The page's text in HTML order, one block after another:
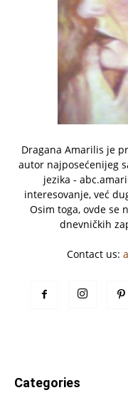
Dragana Amarilis je
autor najposećenijeg
jezika -
interesovanje, već
Osim toga, ovde se
dnevničkih
Contact us:
Categories